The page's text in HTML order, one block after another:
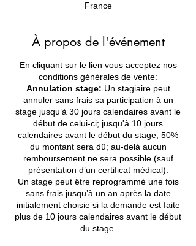
France
À propos de l'événement
En cliquant sur le lien vous acceptez nos
conditions générales de vente:
Annulation stage: Un stagiaire peut
annuler sans frais sa participation à un
stage jusqu’à 30 jours calendaires avant le
début de celui-ci; jusqu'à 10 jours
calendaires avant le début du stage, 50%
du montant sera dû; au-delà aucun
remboursement ne sera possible (sauf
présentation d’un certificat médical).
Un stage peut être reprogrammé une fois
sans frais jusqu’à un an après la date
initialement choisie si la demande est faite
plus de 10 jours calendaires avant le début
du stage.